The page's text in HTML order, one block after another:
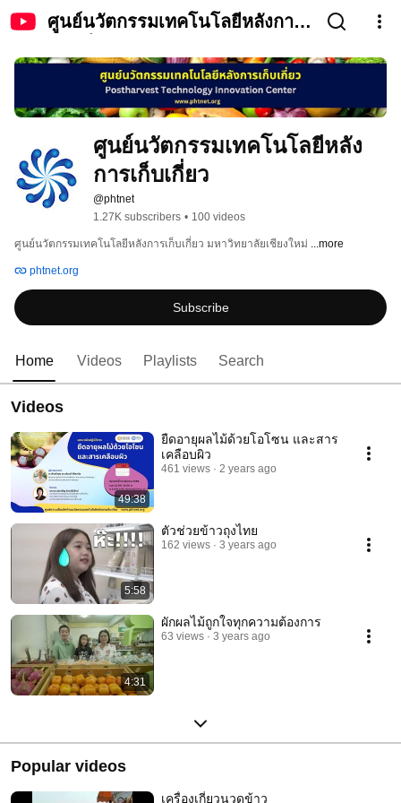
ศูนย์นวัตกรรมเทคโนโลยีหลังการ
ศูนย์นวัตกรรมเทคโนโลยีหลัง
การเก็บเกี่ยว
@phtnet
1.27K subscribers • 100 videos
ศูนย์นวัตกรรมเทคโนโลยีหลังการเก็บเกี่ยว มหาวิทยาลัยเชียงใหม่ ...more
phtnet.org
Subscribe
Home Videos Playlists Search
Videos
49:38
ยืดอายุผลไม้ด้วยโอโซน และสาร
เคลือบผิว
461 views 2 years ago
5:58
ตัวช่วยข้าวถุงไทย
162 views 3 years ago
4:31
ผักผลไม้ถูกใจทุกความต้องการ
63 views 3 years ago
Popular videos
เครื่องเกี่ยวนวดข้าว